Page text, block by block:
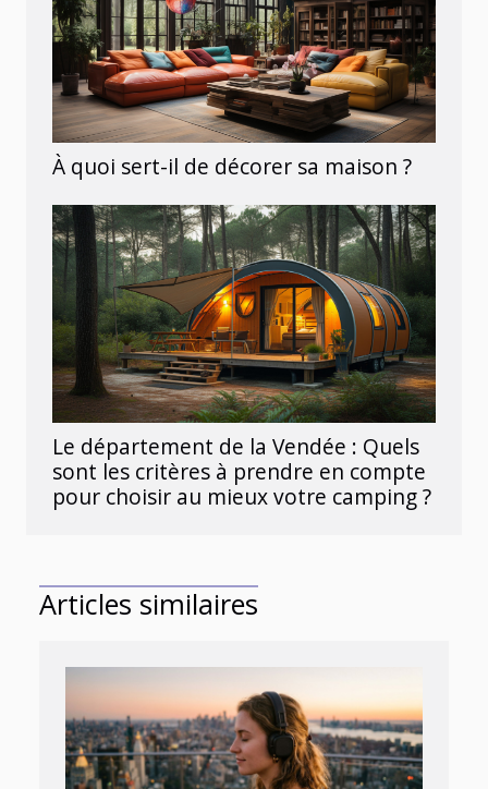
À quoi sert-il de décorer sa maison ?
Le département de la Vendée : Quels
sont les critères à prendre en compte
pour choisir au mieux votre camping ?
Articles similaires